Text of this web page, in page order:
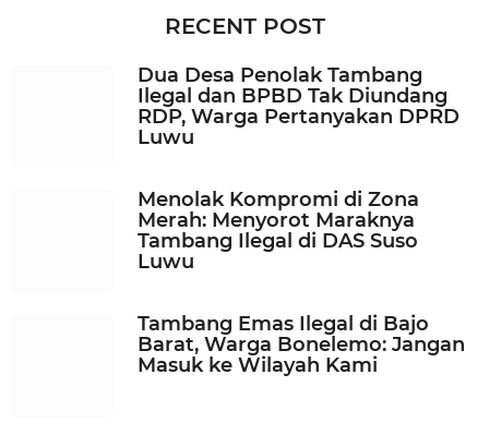
RECENT POST
Dua Desa Penolak Tambang
Ilegal dan BPBD Tak Diundang
RDP, Warga Pertanyakan DPRD
Luwu
Menolak Kompromi di Zona
Merah: Menyorot Maraknya
Tambang Ilegal di DAS Suso
Luwu
Tambang Emas Ilegal di Bajo
Barat, Warga Bonelemo: Jangan
Masuk ke Wilayah Kami